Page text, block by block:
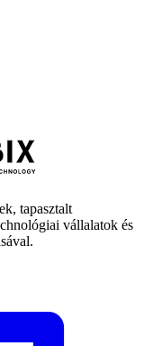
tapasztalt
vállalatok és